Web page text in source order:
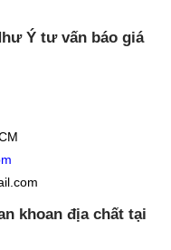
Ý tư vấn báo giá
khoan địa chất tại